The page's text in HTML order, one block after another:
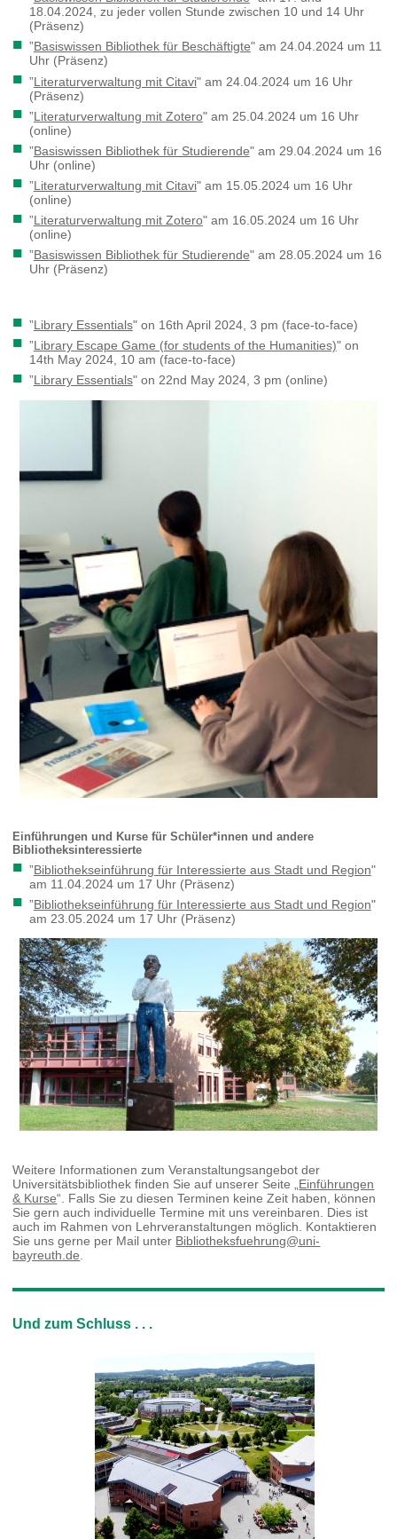
18.04.2024, zu jeder vollen Stunde zwischen 10 und 14 Uhr
(Präsenz)
”Basiswissen Bibliothek für Beschäftigte" am 24.04.2024 um 11
Uhr (Präsenz)
”Literaturverwaltung mit Citavi" am 24.04.2024 um 16 Uhr
(Präsenz)
”Literaturverwaltung mit Zotero" am 25.04.2024 um 16 Uhr
(online)
”Basiswissen Bibliothek für Studierende" am 29.04.2024 um 16
Uhr (online)
”Literaturverwaltung mit Citavi" am 15.05.2024 um 16 Uhr
(online)
”Literaturverwaltung mit Zotero" am 16.05.2024 um 16 Uhr
(online)
”Basiswissen Bibliothek für Studierende" am 28.05.2024 um 16
Uhr (Präsenz)
”Library Essentials" on 16th April 2024, 3 pm (face-to-face)
”Library Escape Game (for students of the Humanities)" on
14th May 2024, 10 am (face-to-face)
”Library Essentials" on 22nd May 2024, 3 pm (online)
Einführungen und Kurse für Schüler*innen und andere
Bibliotheksinteressierte
”Bibliothekseinführung für Interessierte aus Stadt und Region"
am 11.04.2024 um 17 Uhr (Präsenz)
”Bibliothekseinführung für Interessierte aus Stadt und Region"
am 23.05.2024 um 17 Uhr (Präsenz)
Weitere Informationen zum Veranstaltungsangebot der
Universitätsbibliothek finden Sie auf unserer Seite „ Einführungen
& Kurse“. Falls Sie zu diesen Terminen keine Zeit haben, können
Sie gern auch individuelle Termine mit uns vereinbaren. Dies ist
auch im Rahmen von Lehrveranstaltungen möglich. Kontaktieren
Sie uns gerne per Mail unter Bibliotheksfuehrung@uni-
bayreuth.de
Und zum Schluss . . .